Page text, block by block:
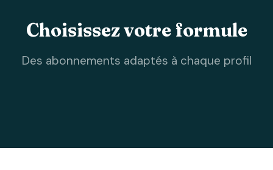
Choisissez votre formule
Des abonnements adaptés à chaque profil